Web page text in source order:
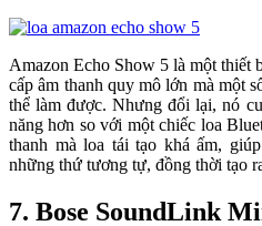
Amazon Echo Show 5 là một thiết
cấp âm thanh quy mô lớn mà một
thể làm được. Nhưng đổi lại, nó
năng hơn so với một chiếc loa
thanh mà loa tái tạo khá ấm,
những thứ tương tự, đồng thời tạo
7. Bose SoundLink